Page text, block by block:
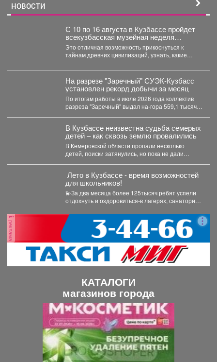
НОВОСТИ
С 10 по 16 августа в Кузбассе пройдет
всекузбасская музейная неделя
археологии и палеонтологии.
Это отличная возможность прикоснуться к
тайнам древних цивилизаций, узнать, какие
На разрезе "Заречный" СУЭК-Кузбасс
установлен рекорд добычи за месяц
По итогам работы в июле 2026 года коллектив
разреза "Заречный" выдал на-гора 559,1 тысяч
В Кузбассе неизвестна судьба семерых
детей – как сквозь землю провалились
В Кемеровской области пропали несколько
детей, поиски затянулись, но пока не дали
️ Лето в Кузбассе - время возможностей
для школьников!
💫За два месяца более 125тысяч ребят успели
отдохнуть и оздоровиться-в лагерях, санаториях
реклама
КАТАЛОГИ
магазинов города